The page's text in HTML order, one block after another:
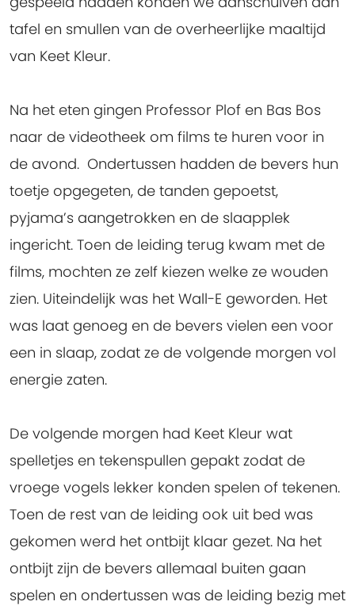
tafel en smullen van de overheerlijke maaltijd
van Keet Kleur.
Na het eten gingen Professor Plof en Bas Bos
naar de videotheek om films te huren voor in
de avond. Ondertussen hadden de bevers hun
toetje opgegeten, de tanden gepoetst,
pyjama’s aangetrokken en de slaapplek
ingericht. Toen de leiding terug kwam met de
films, mochten ze zelf kiezen welke ze wouden
zien. Uiteindelijk was het Wall-E geworden. Het
was laat genoeg en de bevers vielen een voor
een in slaap, zodat ze de volgende morgen vol
energie zaten.
De volgende morgen had Keet Kleur wat
spelletjes en tekenspullen gepakt zodat de
vroege vogels lekker konden spelen of tekenen.
Toen de rest van de leiding ook uit bed was
gekomen werd het ontbijt klaar gezet. Na het
ontbijt zijn de bevers allemaal buiten gaan
spelen en ondertussen was de leiding bezig met